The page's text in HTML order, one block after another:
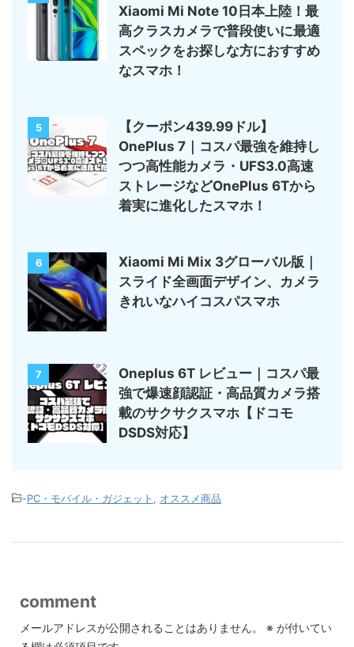
Xiaomi Mi Note 10日本上陸！最
高クラスカメラで普段使いに最適
スペックをお探しな方におすすめ
なスマホ！
5
【クーポン439.99ドル】
OnePlus 7｜コスパ最強を維持し
つつ高性能カメラ・UFS3.0高速
ストレージなどOnePlus 6Tから
着実に進化したスマホ！
6
Xiaomi Mi Mix 3グローバル版｜
スライド全画面デザイン、カメラ
きれいなハイコスパスマホ
7
Oneplus 6T レビュー｜コスパ最
強で爆速顔認証・高品質カメラ搭
載のサクサクスマホ【ドコモ
DSDS対応】
-PC・モバイル・ガジェット オススメ商品
comment
メールアドレスが公開されることはありません。 ※ が付いてい